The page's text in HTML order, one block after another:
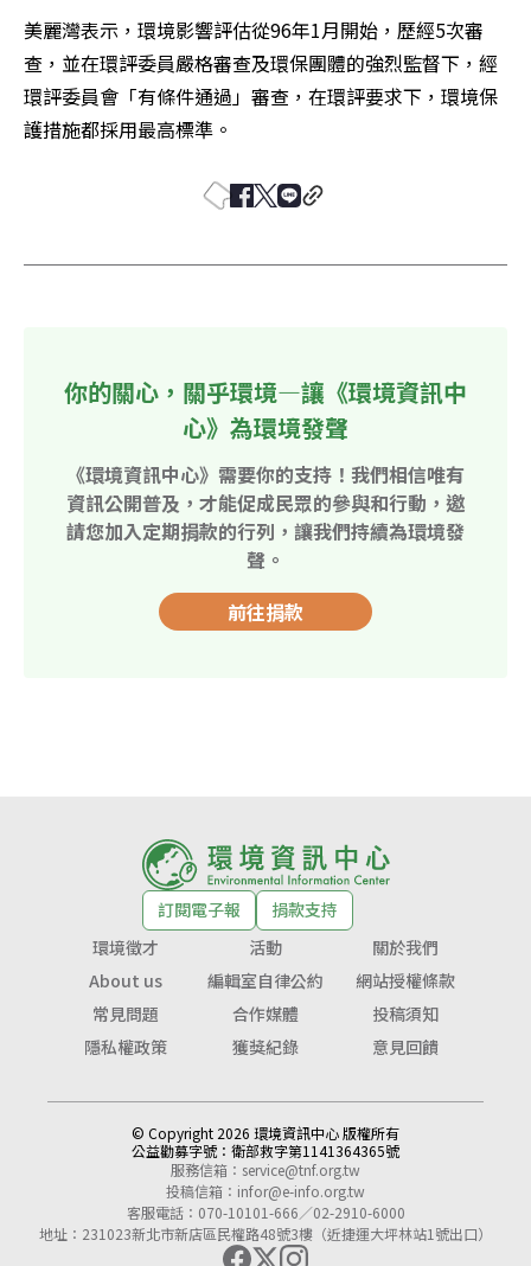
美麗灣表示，環境影響評估從96年1月開始，歷經5次審
查，並在環評委員嚴格審查及環保團體的強烈監督下，經
環評委員會「有條件通過」審查，在環評要求下，環境保
護措施都採用最高標準。
你的關心，關乎環境—讓《環境資訊中
心》為環境發聲
《環境資訊中心》需要你的支持！我們相信唯有
資訊公開普及，才能促成民眾的參與和行動，邀
請您加入定期捐款的行列，讓我們持續為環境發
聲。
前往捐款
訂閱電子報
捐款支持
環境徵才
活動
關於我們
About us
編輯室自律公約
網站授權條款
常見問題
合作媒體
投稿須知
隱私權政策
獲獎紀錄 意見回饋
© Copyright 2026 環境資訊中心 版權所有
公益勸募字號： 衛部救字第1141364365號
服務信箱： service@tnf.org.tw
投稿信箱： infor@e-info.org.tw
客服電話：070-10101-666／02-2910-6000
地址：231023新北市新店區民權路48號3樓（近捷運大坪林站1號出口）